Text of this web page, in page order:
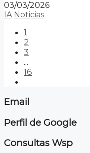
03/03/2026
IA Noticias
1
2
3
...
16
Email
Perfil de Google
Consultas Wsp